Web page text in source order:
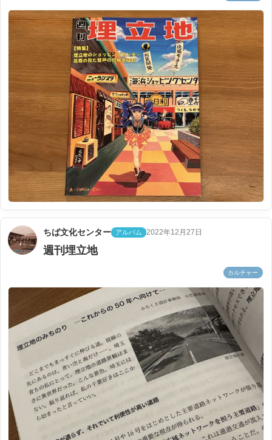
ちば文化センター アルバム 2022年12月27日
週刊埋立地
カルチャー